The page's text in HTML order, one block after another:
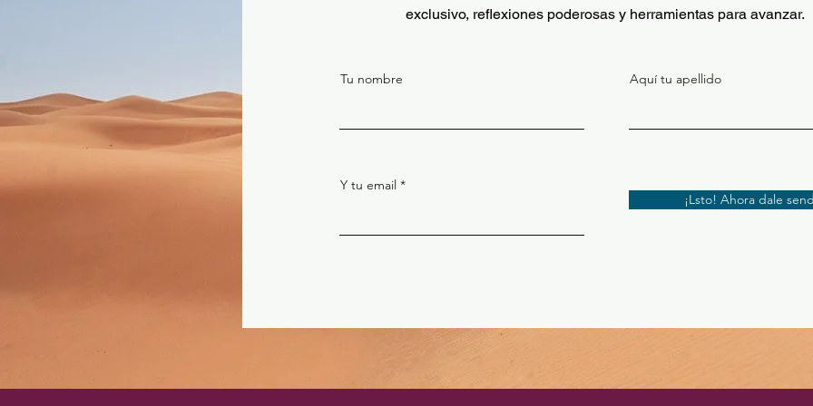
exclusivo, reflexiones poderosas y herramientas para avanzar.
Tu nombre Aquí tu apellido
Y tu email
¡Lsto! Ahora dale